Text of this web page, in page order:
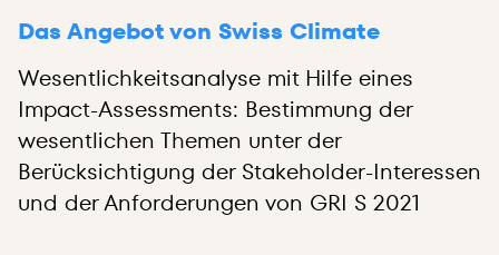
Das Angebot von Swiss Climate
Wesentlichkeitsanalyse mit Hilfe eines
Impact-Assessments: Bestimmung der
wesentlichen Themen unter der
Berücksichtigung der Stakeholder-Interessen
und der Anforderungen von GRI S 2021